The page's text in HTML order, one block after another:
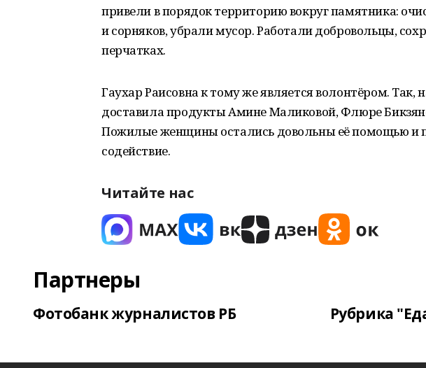
привели в порядок территорию вокруг памятника:
и сорняков, убрали мусор. Работали добровольцы,
перчатках.
Гаухар Раисовна к тому же является волонтёром. Так,
доставила продукты Амине Маликовой, Флюре
Пожилые женщины остались довольны её помощью и
содействие.
Читайте нас
Партнеры
Фотобанк журналистов РБ Рубрика